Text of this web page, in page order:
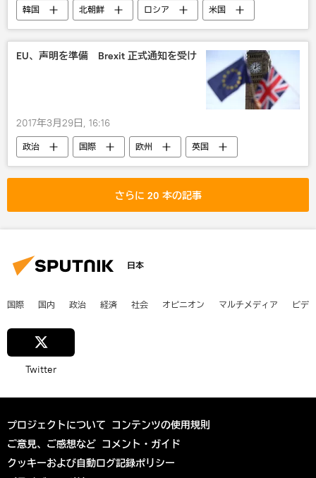
韓国 北朝鮮 ロシア 米国
EU、声明を準備 Brexit 正式通知を受け
2017年3月29日, 16:16
政治 国際 欧州
英国
テリーザ・メイ
欧州連合
さらに 20 本の記事
日本
国際 国内 政治 経済 社会 オピニオン マルチメディア ビデ
Twitter
プロジェクトについて コンテンツの使用規則
ご意見、ご感想など コメント・ガイド
クッキーおよび自動ログ記録ポリシー